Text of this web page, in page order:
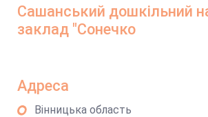
Сашанський дошкільний
заклад "Сонечко
Адреса
Вінницька область